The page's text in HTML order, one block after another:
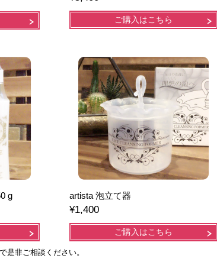
ご購入はこちら
g artista 泡立て器
¥1,400
ご購入はこちら
是非ご相談ください。